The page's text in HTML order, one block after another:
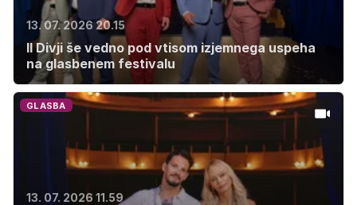
13. 07. 2026 20.15
Il Divji še vedno pod vtisom izjemnega uspeha
na glasbenem festivalu
GLASBA
13. 07. 2026 11.59